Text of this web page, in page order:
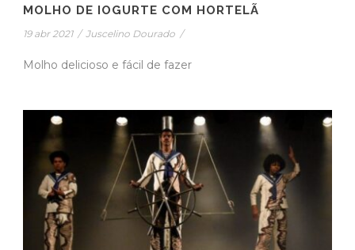
MOLHO DE IOGURTE COM HORTELÃ
19 abr 2021 / Juscelino Dourado /
Molho delicioso e fácil de fazer